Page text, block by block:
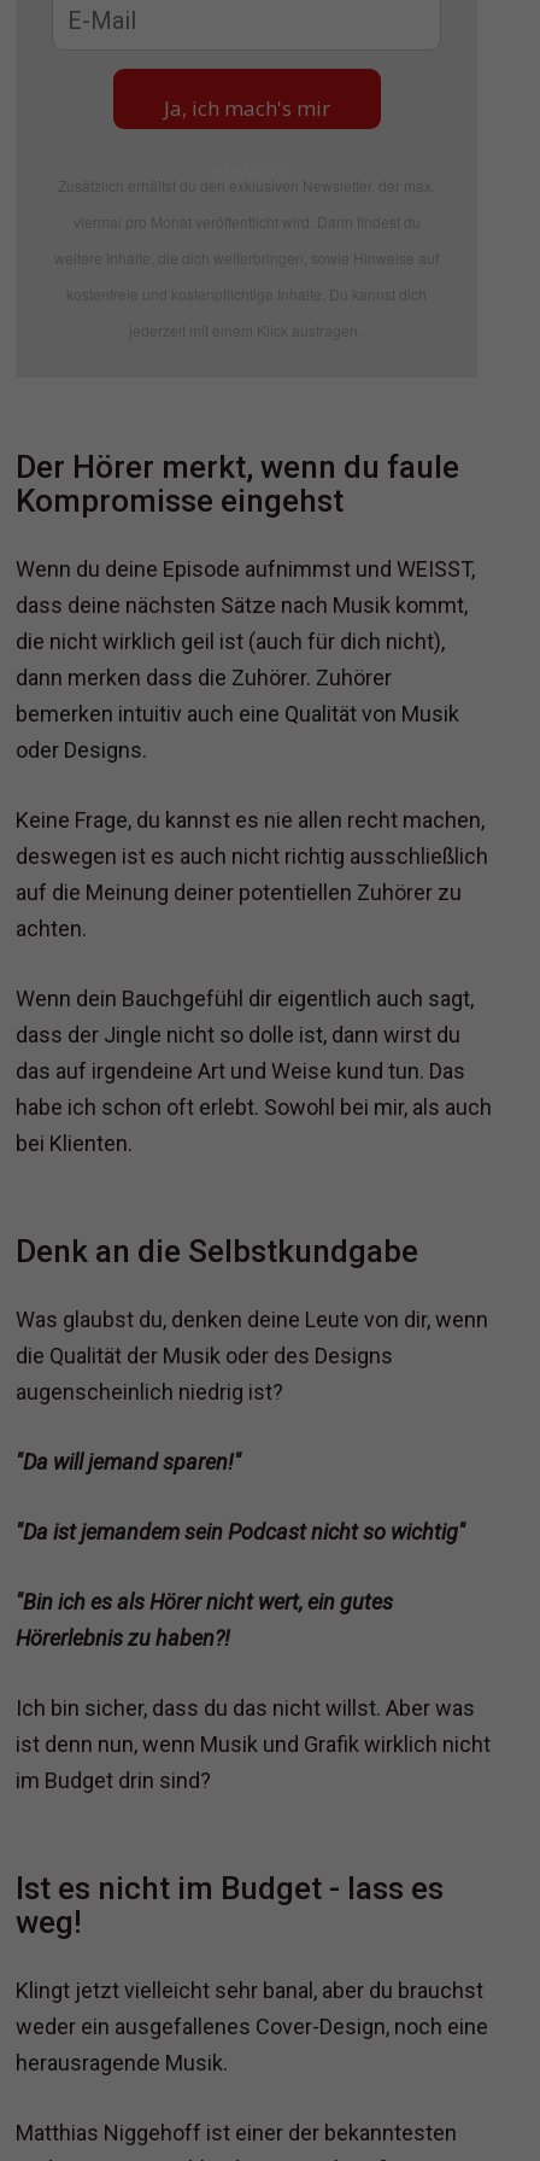
Ja, ich mach's mir
Zusätzlich erhältst du den exklusiven Newsletter, der max.
viermal pro Monat veröffentlicht wird. Darin findest du
weitere Inhalte, die dich weiterbringen, sowie Hinweise auf
kostenfreie und kostenpflichtige Inhalte. Du kannst dich
jederzeit mit einem Klick austragen.
Der Hörer merkt, wenn du faule
Kompromisse eingehst
Wenn du deine Episode aufnimmst und WEISST,
dass deine nächsten Sätze nach Musik kommt,
die nicht wirklich geil ist (auch für dich nicht),
dann merken dass die Zuhörer. Zuhörer
bemerken intuitiv auch eine Qualität von Musik
oder Designs.
Keine Frage, du kannst es nie allen recht machen,
deswegen ist es auch nicht richtig ausschließlich
auf die Meinung deiner potentiellen Zuhörer zu
achten.
Wenn dein Bauchgefühl dir eigentlich auch sagt,
dass der Jingle nicht so dolle ist, dann wirst du
das auf irgendeine Art und Weise kund tun. Das
habe ich schon oft erlebt. Sowohl bei mir, als auch
bei Klienten.
Denk an die Selbstkundgabe
Was glaubst du, denken deine Leute von dir, wenn
die Qualität der Musik oder des Designs
augenscheinlich niedrig ist?
"Da will jemand sparen!"
"Da ist jemandem sein Podcast nicht so wichtig"
"Bin ich es als Hörer nicht wert, ein gutes
Hörerlebnis zu haben?!
Ich bin sicher, dass du das nicht willst. Aber was
ist denn nun, wenn Musik und Grafik wirklich nicht
im Budget drin sind?
Ist es nicht im Budget - lass es
weg!
Klingt jetzt vielleicht sehr banal, aber du brauchst
weder ein ausgefallenes Cover-Design, noch eine
herausragende Musik.
Matthias Niggehoff ist einer der bekanntesten